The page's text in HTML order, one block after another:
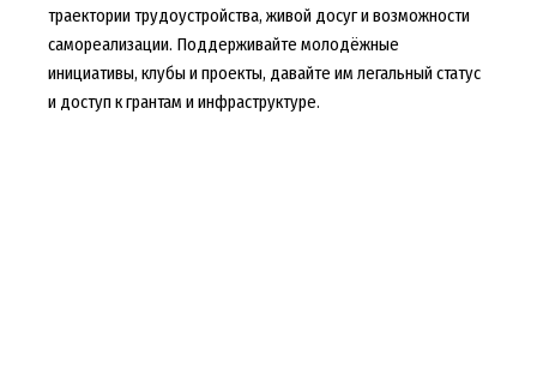
траектории трудоустройства, живой досуг и возможности
самореализации. Поддерживайте молодёжные
инициативы, клубы и проекты, давайте им легальный статус
и доступ к грантам и инфраструктуре.